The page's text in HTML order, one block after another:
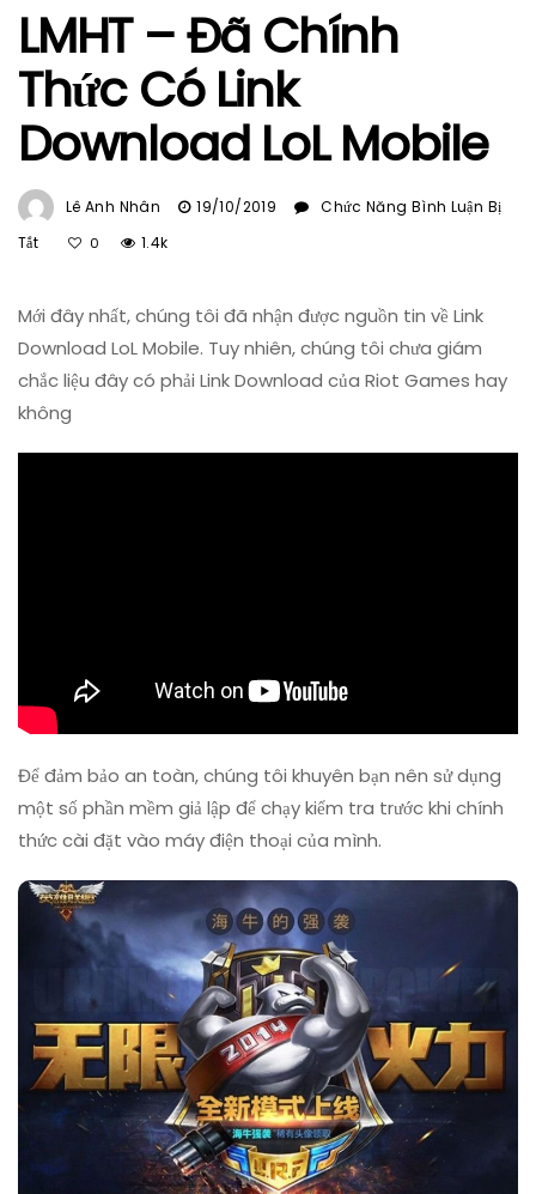
LMHT – Đã Chính
Thức Có Link
Download LoL Mobile
Lê Anh Nhân 19/10/2019
Chức Năng Bình Luận Bị
Tắt
Đã
Chính
Thức
Link
Download
0 1.4k
Mới đây nhất, chúng tôi đã nhận được nguồn tin về Link
Download LoL Mobile. Tuy nhiên, chúng tôi chưa giám
chắc liệu đây có phải Link Download của Riot Games hay
không
Để đảm bảo an toàn, chúng tôi khuyên bạn nên sử dụng
một số phần mềm giả lập để chạy kiểm tra trước khi chính
thức cài đặt vào máy điện thoại của mình.